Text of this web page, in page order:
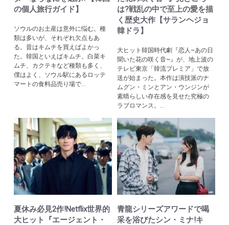
の個人旅行ガイド】
ソウルのお土産は意外に悩む。種
類は多いが、それぞれ欠点もあ
る。昔はキムチを買えばよかっ
た。韓国といえばキムチ。白菜キ
ムチ、カクテキなど種類も多く、
僕はよく、ソウル駅にあるロッテ
マートの食料品売り場で...
は?戦乱の中で至上の愛を描
く歴史大作【サランヘジョ
韓ドラ】
大ヒット韓国時代劇『恋人~あの日
聞いた花の咲く音~』が、地上波の
テレビ東京「韓流プレミア」で放
送が始まった。本作は演技派のナ
ムグン・ミンとアン・ウンジンが
素晴らしい存在感を見せた究極の
ラブロマンス。...
夏休み必見2作!Netflix世界的
大ヒット『エージェント・
青龍シリーズアワードで喝
采を浴びたシン・ミナ!キ